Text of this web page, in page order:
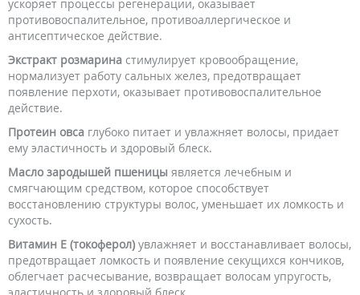
ускоряет процессы регенерации, оказывает
противовоспалительное, противоаллергическое и
антисептическое действие.
Экстракт розмарина стимулирует кровообращение,
нормализует работу сальных желез, предотвращает
появление перхоти, оказывает противовоспалительное
действие.
Протеин овса глубоко питает и увлажняет волосы, придает
ему эластичность и здоровый блеск.
Масло зародышей пшеницы является лечебным и
смягчающим средством, которое способствует
восстановлению структуры волос, уменьшает их ломкость и
сухость.
Витамин Е (токоферол) увлажняет и восстанавливает волосы,
предотвращает ломкость и появление секущихся кончиков,
облегчает расчесывание, возвращает волосам упругость,